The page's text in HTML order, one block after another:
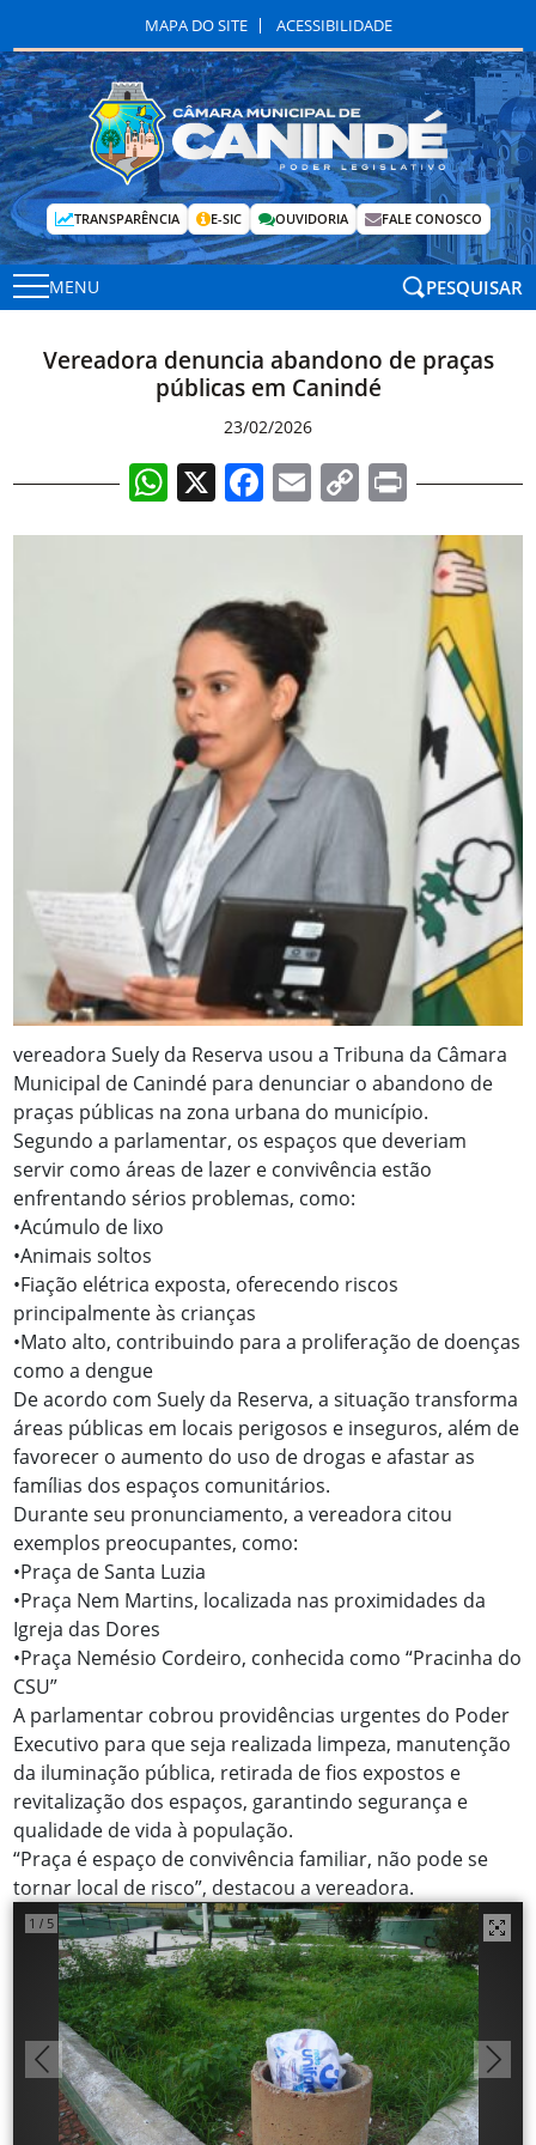
MAPA DO SITE ACESSIBILIDADE
TRANSPARÊNCIA E-SIC OUVIDORIA FALE CONOSCO
MENU PESQUISAR
Vereadora denuncia abandono de praças
públicas em Canindé
23/02/2026
WhatsApp
X Facebook
EmailCopyPrint
vereadora Suely da Reserva usou a Tribuna da Câmara
Municipal de Canindé para denunciar o abandono de
praças públicas na zona urbana do município.
Segundo a parlamentar, os espaços que deveriam
servir como áreas de lazer e convivência estão
enfrentando sérios problemas, como:
•Acúmulo de lixo
•Animais soltos
•Fiação elétrica exposta, oferecendo riscos
principalmente às crianças
•Mato alto, contribuindo para a proliferação de doenças
como a dengue
De acordo com Suely da Reserva, a situação transforma
áreas públicas em locais perigosos e inseguros, além de
favorecer o aumento do uso de drogas e afastar as
famílias dos espaços comunitários.
Durante seu pronunciamento, a vereadora citou
exemplos preocupantes, como:
•Praça de Santa Luzia
•Praça Nem Martins, localizada nas proximidades da
Igreja das Dores
•Praça Nemésio Cordeiro, conhecida como “Pracinha do
CSU”
A parlamentar cobrou providências urgentes do Poder
Executivo para que seja realizada limpeza, manutenção
da iluminação pública, retirada de fios expostos e
revitalização dos espaços, garantindo segurança e
qualidade de vida à população.
“Praça é espaço de convivência familiar, não pode se
tornar local de risco”, destacou a vereadora.
1 / 5